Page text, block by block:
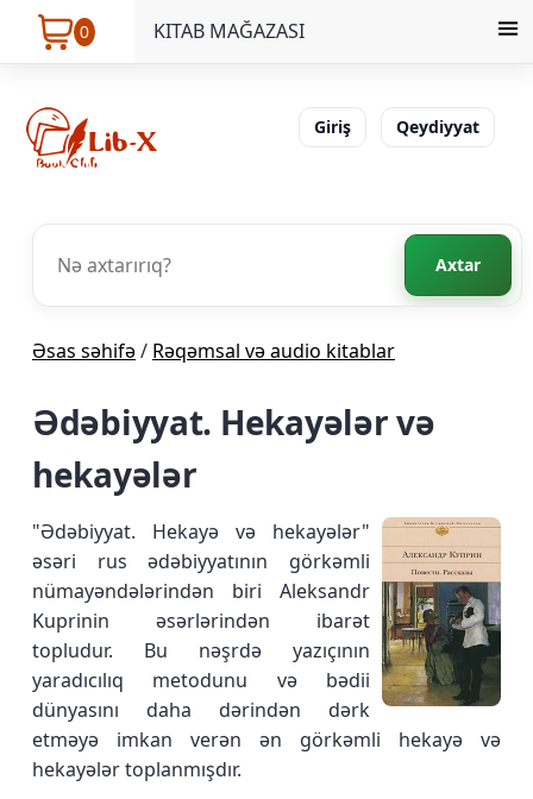
0 KITAB MAĞAZASI
Giriş Qeydiyyat
Axtar
Əsas səhifə/ Rəqəmsal və audio kitablar
Ədəbiyyat. Hekayələr və
hekayələr
"Ədəbiyyat. Hekayə və hekayələr"
əsəri rus ədəbiyyatının görkəmli
nümayəndələrindən biri Aleksandr
Kuprinin əsərlərindən ibarət
topludur. Bu nəşrdə yazıçının
yaradıcılıq metodunu və bədii
dünyasını daha dərindən dərk
etməyə imkan verən ən görkəmli hekayə və
hekayələr toplanmışdır.